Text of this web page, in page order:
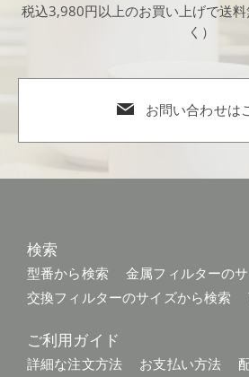
税込3,980円以上のお買い上げで送
く）
お問い合わせは
検索
型番から検索
金属フィルターの
交換フィルターのサイズから検索
ご利用ガイド
詳細な注文方法 お支払い方法